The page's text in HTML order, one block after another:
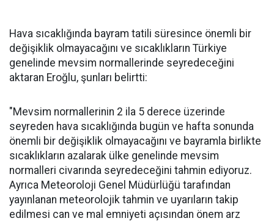
Hava sıcaklığında bayram tatili süresince önemli bir
değişiklik olmayacağını ve sıcaklıkların Türkiye
genelinde mevsim normallerinde seyredeceğini
aktaran Eroğlu, şunları belirtti:
"Mevsim normallerinin 2 ila 5 derece üzerinde
seyreden hava sıcaklığında bugün ve hafta sonunda
önemli bir değişiklik olmayacağını ve bayramla birlikte
sıcaklıkların azalarak ülke genelinde mevsim
normalleri civarında seyredeceğini tahmin ediyoruz.
Ayrıca Meteoroloji Genel Müdürlüğü tarafından
yayınlanan meteorolojik tahmin ve uyarıların takip
edilmesi can ve mal emniyeti açısından önem arz